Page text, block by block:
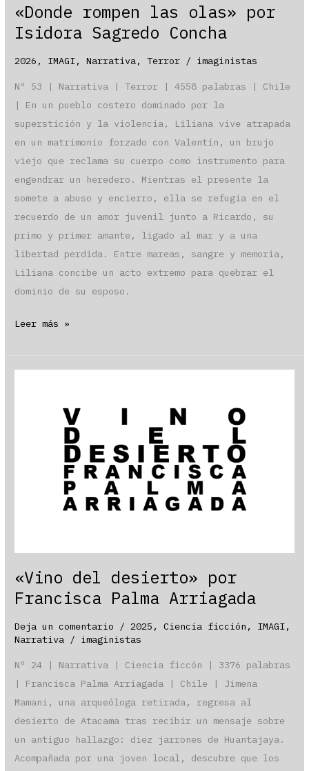
Lina
Abarca
«Donde rompen las olas» por
Isidora Sagredo Concha
2026 , IMAGI,Narrativa,Terror / imaginistas
Nº 53 | Narrativa | Terror | 4558 palabras | Chile
| En un pueblo costero dominado por la
superstición y la violencia, Liliana vive atrapada
en un matrimonio forzado con Valentín, un brujo
viejo que reclama su cuerpo como instrumento para
engendrar un heredero. Mientras el presente la
somete a abuso y encierro, ella se refugia en el
recuerdo de un amor juvenil junto a Ricardo, su
primo y primer amante, ligado al mar y a una
libertad perdida. Entre mareas, sangre y memoria,
Liliana concibe un acto extremo para quebrar el
dominio de su esposo.
«Donde
Leer más »
«Vino del desierto» por
Francisca Palma Arriagada
Deja un comentario /2025 ,Ciencia ficción , IMAGI,
Narrativa / imaginistas
Nº 24 | Narrativa | Ciencia ficcón | 3376 palabras
| Francisca Palma Arriagada | Chile | Jimena
Mamani, una arqueóloga retirada, regresa al
desierto de Atacama tras recibir un mensaje sobre
un antiguo hallazgo: diez jarrones de Huantajaya.
Acompañada por una joven local, descubre que los